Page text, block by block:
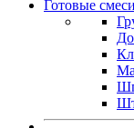
Готовые смеси